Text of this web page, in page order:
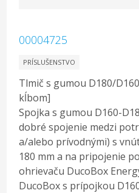
00004725
PRÍSLUŠENSTVO
Tlmič s gumou D180/
kĺbom]
Spojka s gumou D160-
dobré spojenie medzi
a/alebo prívodnými) s
180 mm a na pripojenie
ohrievaču DucoBox
DucoBox s prípojkou